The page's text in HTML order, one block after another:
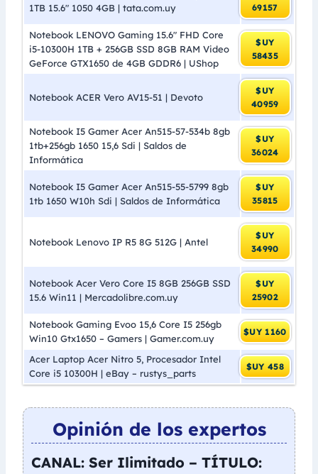
1TB 15.6″ 1050 4GB | tata.com.uy
69157
Notebook LENOVO Gaming 15.6″ FHD Core
i5-10300H 1TB + 256GB SSD 8GB RAM Video
GeForce GTX1650 de 4GB GDDR6 | UShop
$UY
58435
Notebook ACER Vero AV15-51 | Devoto
$UY
40959
Notebook I5 Gamer Acer An515-57-534b 8gb
1tb+256gb 1650 15,6 Sdi | Saldos de
Informática
$UY
36024
Notebook I5 Gamer Acer An515-55-5799 8gb
1tb 1650 W10h Sdi | Saldos de Informática
$UY
35815
Notebook Lenovo IP R5 8G 512G | Antel
$UY
34990
Notebook Acer Vero Core I5 8GB 256GB SSD
15.6 Win11 | Mercadolibre.com.uy
$UY
25902
Notebook Gaming Evoo 15,6 Core I5 256gb
Win10 Gtx1650 – Gamers | Gamer.com.uy
$UY 1160
Acer Laptop Acer Nitro 5, Procesador Intel
Core i5 10300H | eBay – rustys_parts
$UY 458
Opinión de los expertos
CANAL: Ser Ilimitado – TÍTULO: